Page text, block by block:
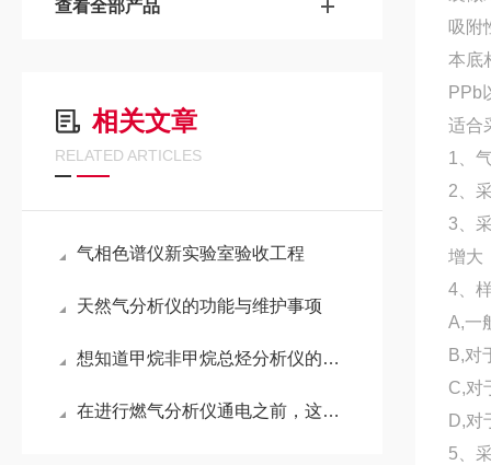
查看全部产品
相关文章
RELATED ARTICLES
气相色谱仪新实验室验收工程
天然气分析仪的功能与维护事项
想知道甲烷非甲烷总烃分析仪的工作流程，看这篇文章足以
在进行燃气分析仪通电之前，这些事项要提前检查一下
吸附
本底
PPb
适合
1、
2、
3、
增大
4、
A,一
B,对
C,对
D,对
5、